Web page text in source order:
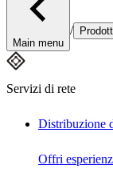
Main menu
/
Servizi di rete
Distribuzione
Offri